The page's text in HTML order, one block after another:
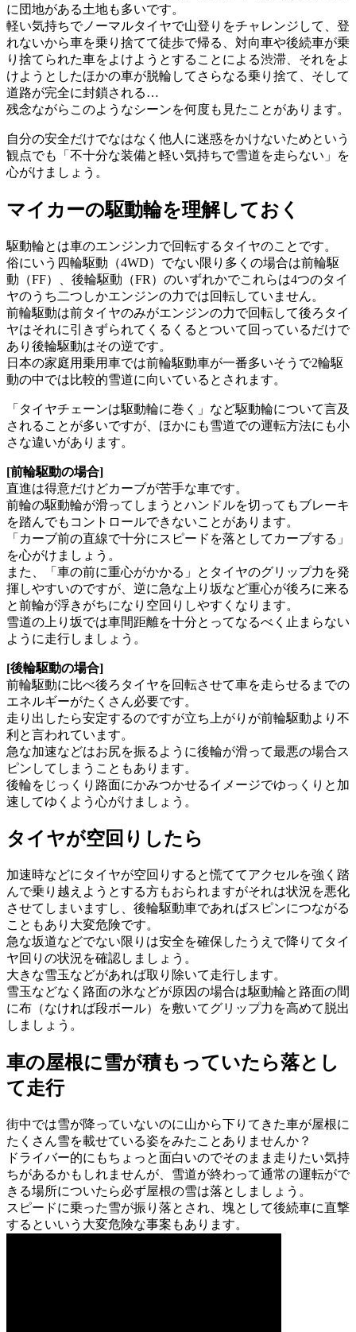
に団地がある土地も多いです。
軽い気持ちでノーマルタイヤで山登りをチャレンジして、登
れないから車を乗り捨てて徒歩で帰る、対向車や後続車が乗
り捨てられた車をよけようとすることによる渋滞、それをよ
けようとしたほかの車が脱輪してさらなる乗り捨て、そして
道路が完全に封鎖される…
残念ながらこのようなシーンを何度も見たことがあります。
自分の安全だけでなはなく他人に迷惑をかけないためという
観点でも「不十分な装備と軽い気持ちで雪道を走らない」を
心がけましょう。
マイカーの駆動輪を理解しておく
駆動輪とは車のエンジン力で回転するタイヤのことです。
俗にいう四輪駆動（4WD）でない限り多くの場合は前輪駆
動（FF）、後輪駆動（FR）のいずれかでこれらは4つのタイ
ヤのうち二つしかエンジンの力では回転していません。
前輪駆動は前タイヤのみがエンジンの力で回転して後ろタイ
ヤはそれに引きずられてくるくるとついて回っているだけで
あり後輪駆動はその逆です。
日本の家庭用乗用車では前輪駆動車が一番多いそうで2輪駆
動の中では比較的雪道に向いているとされます。
「タイヤチェーンは駆動輪に巻く」など駆動輪について言及
されることが多いですが、ほかにも雪道での運転方法にも小
さな違いがあります。
[前輪駆動の場合]
直進は得意だけどカーブが苦手な車です。
前輪の駆動輪が滑ってしまうとハンドルを切ってもブレーキ
を踏んでもコントロールできないことがあります。
「カーブ前の直線で十分にスピードを落としてカーブする」
を心がけましょう。
また、「車の前に重心がかかる」とタイヤのグリップ力を発
揮しやすいのですが、逆に急な上り坂など重心が後ろに来る
と前輪が浮きがちになり空回りしやすくなります。
雪道の上り坂では車間距離を十分とってなるべく止まらない
ように走行しましょう。
[後輪駆動の場合]
前輪駆動に比べ後ろタイヤを回転させて車を走らせるまでの
エネルギーがたくさん必要です。
走り出したら安定するのですが立ち上がりが前輪駆動より不
利と言われています。
急な加速などはお尻を振るように後輪が滑って最悪の場合ス
ピンしてしまうこともあります。
後輪をじっくり路面にかみつかせるイメージでゆっくりと加
速してゆくよう心がけましょう。
タイヤが空回りしたら
加速時などにタイヤが空回りすると慌ててアクセルを強く踏
んで乗り越えようとする方もおられますがそれは状況を悪化
させてしまいますし、後輪駆動車であればスピンにつながる
こともあり大変危険です。
急な坂道などでない限りは安全を確保したうえで降りてタイ
ヤ回りの状況を確認しましょう。
大きな雪玉などがあれば取り除いて走行します。
雪玉などなく路面の氷などが原因の場合は駆動輪と路面の間
に布（なければ段ボール）を敷いてグリップ力を高めて脱出
しましょう。
車の屋根に雪が積もっていたら落とし
て走行
街中では雪が降っていないのに山から下りてきた車が屋根に
たくさん雪を載せている姿をみたことありませんか？
ドライバー的にもちょっと面白いのでそのまま走りたい気持
ちがあるかもしれませんが、雪道が終わって通常の運転がで
きる場所についたら必ず屋根の雪は落としましょう。
スピードに乗った雪が振り落とされ、塊として後続車に直撃
するといいう大変危険な事案もあります。